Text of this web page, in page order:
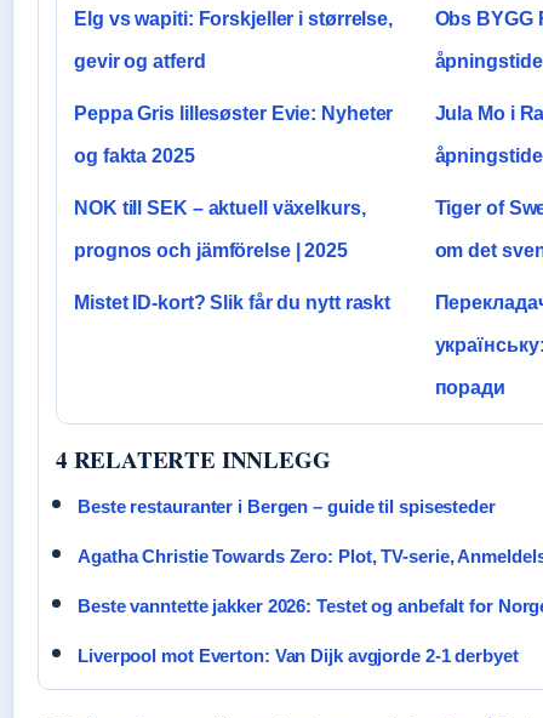
Elg vs wapiti: Forskjeller i størrelse,
gevir og atferd
Obs BYGG
Peppa Gris lillesøster Evie: Nyheter
og fakta 2025
Jula Mo i
NOK till SEK – aktuell växelkurs,
prognos och jämförelse | 2025
Tiger of
om det
Mistet ID-kort? Slik får du nytt raskt
поради
4 RELATERTE INNLEGG
Beste restauranter i Bergen – guide til spisesteder
Agatha Christie Towards Zero: Plot, TV-serie,
Beste vanntette jakker 2026: Testet og anbefalt for
Liverpool mot Everton: Van Dijk avgjorde 2-1 derbyet